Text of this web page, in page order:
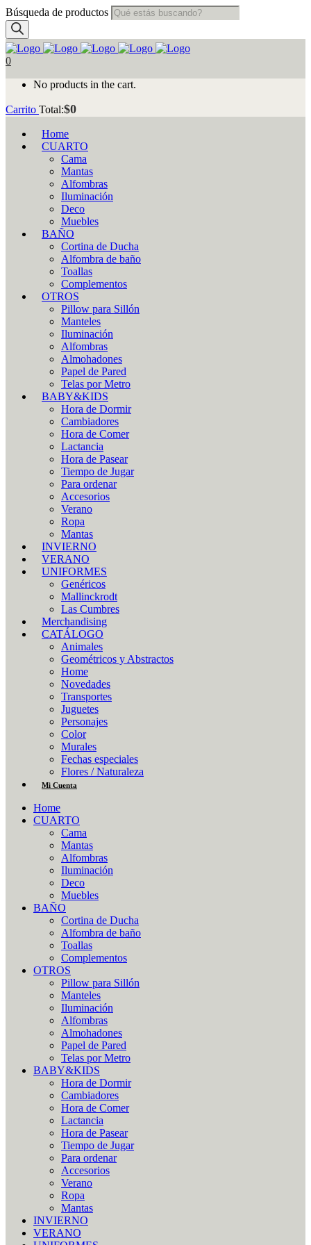
Búsqueda de productos
0
No products in the cart.
Carrito Total:$0
Home
CUARTO
Cama
Mantas
Alfombras
Iluminación
Deco
Muebles
BAÑO
Cortina de Ducha
Alfombra de baño
Toallas
Complementos
OTROS
Pillow para Sillón
Manteles
Iluminación
Alfombras
Almohadones
Papel de Pared
Telas por Metro
BABY&KIDS
Hora de Dormir
Cambiadores
Hora de Comer
Lactancia
Hora de Pasear
Tiempo de Jugar
Para ordenar
Accesorios
Verano
Ropa
Mantas
INVIERNO
VERANO
UNIFORMES
Genéricos
Mallinckrodt
Las Cumbres
Merchandising
CATÁLOGO
Animales
Geométricos y Abstractos
Home
Novedades
Transportes
Juguetes
Personajes
Color
Murales
Fechas especiales
Flores / Naturaleza
Mi Cuenta
Home
CUARTO
Cama
Mantas
Alfombras
Iluminación
Deco
Muebles
BAÑO
Cortina de Ducha
Alfombra de baño
Toallas
Complementos
OTROS
Pillow para Sillón
Manteles
Iluminación
Alfombras
Almohadones
Papel de Pared
Telas por Metro
BABY&KIDS
Hora de Dormir
Cambiadores
Hora de Comer
Lactancia
Hora de Pasear
Tiempo de Jugar
Para ordenar
Accesorios
Verano
Ropa
Mantas
INVIERNO
VERANO